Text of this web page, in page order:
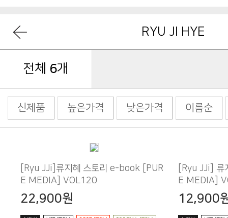
RYU JI HYE
전체 6개
신제품 높은가격 낮은가격 이름순
E MEDIA] VOL120
22,900원
E MEDIA]
12,900